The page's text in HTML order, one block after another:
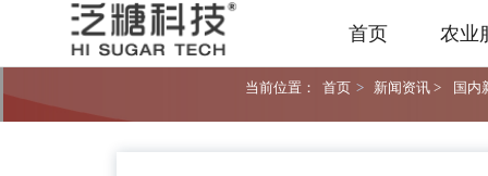
首页 农业
当前位置： 首页 > 新闻资讯 > 国内